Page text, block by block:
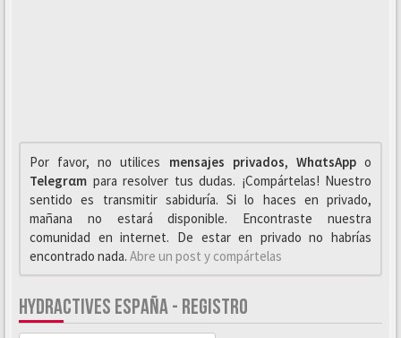
Por favor, no utilices mensajes privados, WhαtsAppo
Telegrαm para resolver tus dudas. ¡Compártelas! Nuestro
sentido es transmitir sabiduría. Si lo haces en privado,
mañana no estará disponible. Encontraste nuestra
comunidad en internet. De estar en privado no habrías
encontrado nada. Abre un post y compártelas
HYDRACTIVES ESPAÑA - REGISTRO